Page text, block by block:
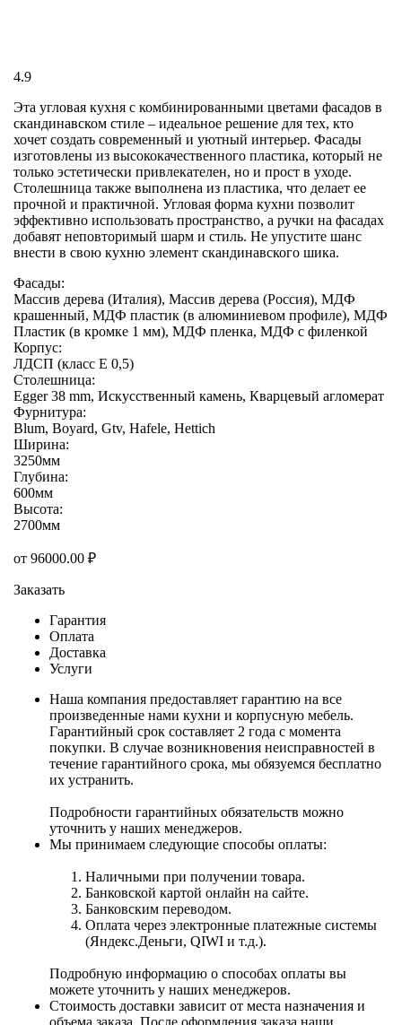
4.9
Эта угловая кухня с комбинированными цветами фасадов в
скандинавском стиле – идеальное решение для тех, кто
хочет создать современный и уютный интерьер. Фасады
изготовлены из высококачественного пластика, который не
только эстетически привлекателен, но и прост в уходе.
Столешница также выполнена из пластика, что делает ее
прочной и практичной. Угловая форма кухни позволит
эффективно использовать пространство, а ручки на фасадах
добавят неповторимый шарм и стиль. Не упустите шанс
внести в свою кухню элемент скандинавского шика.
Фасады:
Массив дерева (Италия), Массив дерева (Россия), МДФ
крашенный, МДФ пластик (в алюминиевом профиле), МДФ
Пластик (в кромке 1 мм), МДФ пленка, МДФ с филенкой
Корпус:
ЛДСП (класс E 0,5)
Столешница:
Egger 38 mm, Искусственный камень, Кварцевый агломерат
Фурнитура:
Blum, Boyard, Gtv, Hafele, Hettich
Ширина:
3250мм
Глубина:
600мм
Высота:
2700мм
от 96000.00 ₽
Заказать
Гарантия
Оплата
Доставка
Услуги
Наша компания предоставляет гарантию на все
произведенные нами кухни и корпусную мебель.
Гарантийный срок составляет 2 года с момента
покупки. В случае возникновения неисправностей в
течение гарантийного срока, мы обязуемся бесплатно
их устранить.
Подробности гарантийных обязательств можно
уточнить у наших менеджеров.
Мы принимаем следующие способы оплаты:
Наличными при получении товара.
Банковской картой онлайн на сайте.
Банковским переводом.
Оплата через электронные платежные системы
(Яндекс.Деньги, QIWI и т.д.).
Подробную информацию о способах оплаты вы
можете уточнить у наших менеджеров.
Стоимость доставки зависит от места назначения и